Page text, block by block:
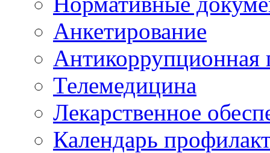
Анкетирование
Антикоррупционная
Телемедицина
Лекарственное
Календарь